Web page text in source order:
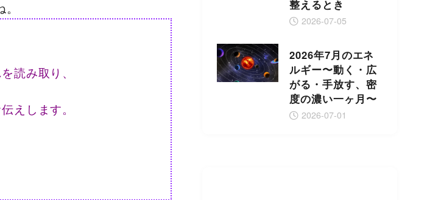
読み取り、
えします。
整えるとき
2026-07-05
2026年7月のエネ
ルギー〜動く・広
がる・手放す、密
度の濃い一ヶ月〜
2026-07-01